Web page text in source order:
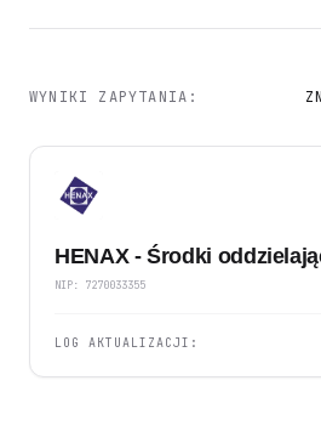
WYNIKI ZAPYTANIA:
HENAX - Środki
NIP: 7270033355
LOG AKTUALIZACJI: